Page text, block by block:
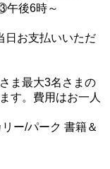
後6時～
お支払いいただ
ま最大3名さまの
す。費用はお一人
ー/パーク 書籍＆